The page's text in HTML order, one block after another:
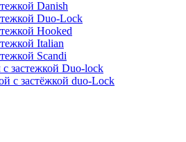
Danish
Duo-Lock
Hooked
Italian
Scandi
застежкой Duo-lock
с застёжкой duo-Lock